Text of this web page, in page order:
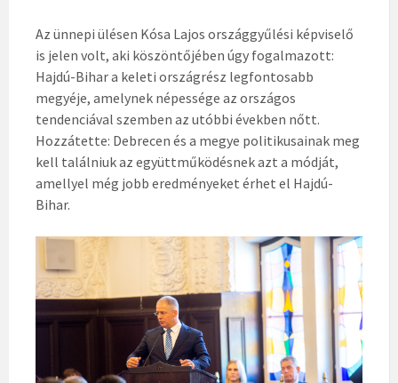
Az ünnepi ülésen Kósa Lajos országgyűlési képviselő
is jelen volt, aki köszöntőjében úgy fogalmazott:
Hajdú-Bihar a keleti országrész legfontosabb
megyéje, amelynek népessége az országos
tendenciával szemben az utóbbi években nőtt.
Hozzátette: Debrecen és a megye politikusainak meg
kell találniuk az együttműködésnek azt a módját,
amellyel még jobb eredményeket érhet el Hajdú-
Bihar.